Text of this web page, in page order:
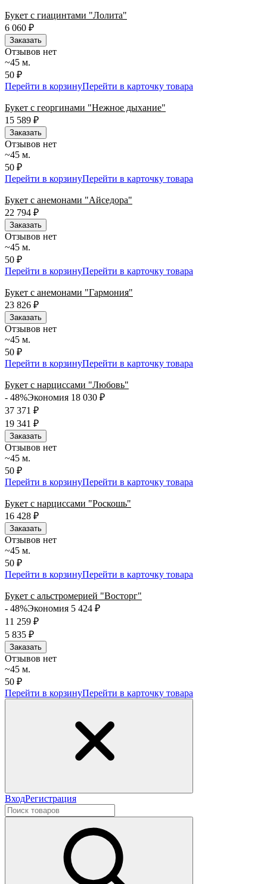
Букет с гиацинтами "Лолита"
6 060 ₽
Заказать
Отзывов нет
~45 м.
50 ₽
Перейти в корзинуПерейти в карточку товара
Букет с георгинами "Нежное дыхание"
15 589 ₽
Заказать
Отзывов нет
~45 м.
50 ₽
Перейти в корзинуПерейти в карточку товара
Букет с анемонами "Айседора"
22 794 ₽
Заказать
Отзывов нет
~45 м.
50 ₽
Перейти в корзинуПерейти в карточку товара
Букет с анемонами "Гармония"
23 826 ₽
Заказать
Отзывов нет
~45 м.
50 ₽
Перейти в корзинуПерейти в карточку товара
Букет с нарциссами "Любовь"
- 48%Экономия 18 030 ₽
37 371 ₽
19 341 ₽
Заказать
Отзывов нет
~45 м.
50 ₽
Перейти в корзинуПерейти в карточку товара
Букет с нарциссами "Роскошь"
16 428 ₽
Заказать
Отзывов нет
~45 м.
50 ₽
Перейти в корзинуПерейти в карточку товара
Букет с альстромерией "Восторг"
- 48%Экономия 5 424 ₽
11 259 ₽
5 835 ₽
Заказать
Отзывов нет
~45 м.
50 ₽
Перейти в корзинуПерейти в карточку товара
ВходРегистрация